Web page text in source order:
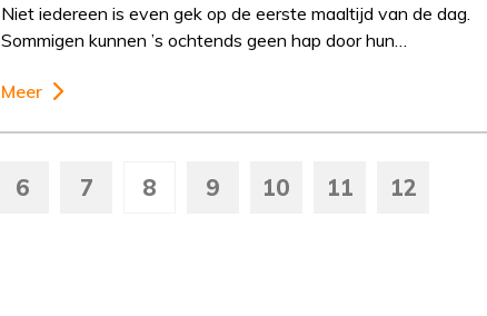
Niet iedereen is even gek op de eerste maaltijd van de dag.
Sommigen kunnen ’s ochtends geen hap door hun…
Meer
6 7 8 9 10 11 12